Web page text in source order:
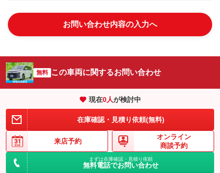
お問い合わせ内容の入力へ
無料 この車両に関するお問い合わせ
現在0人が検討中
在庫確認・見積り依頼(無料)
来店予約
オンライン
商談予約
まずは在庫確認・見積り依頼
無料電話でお問い合わせ